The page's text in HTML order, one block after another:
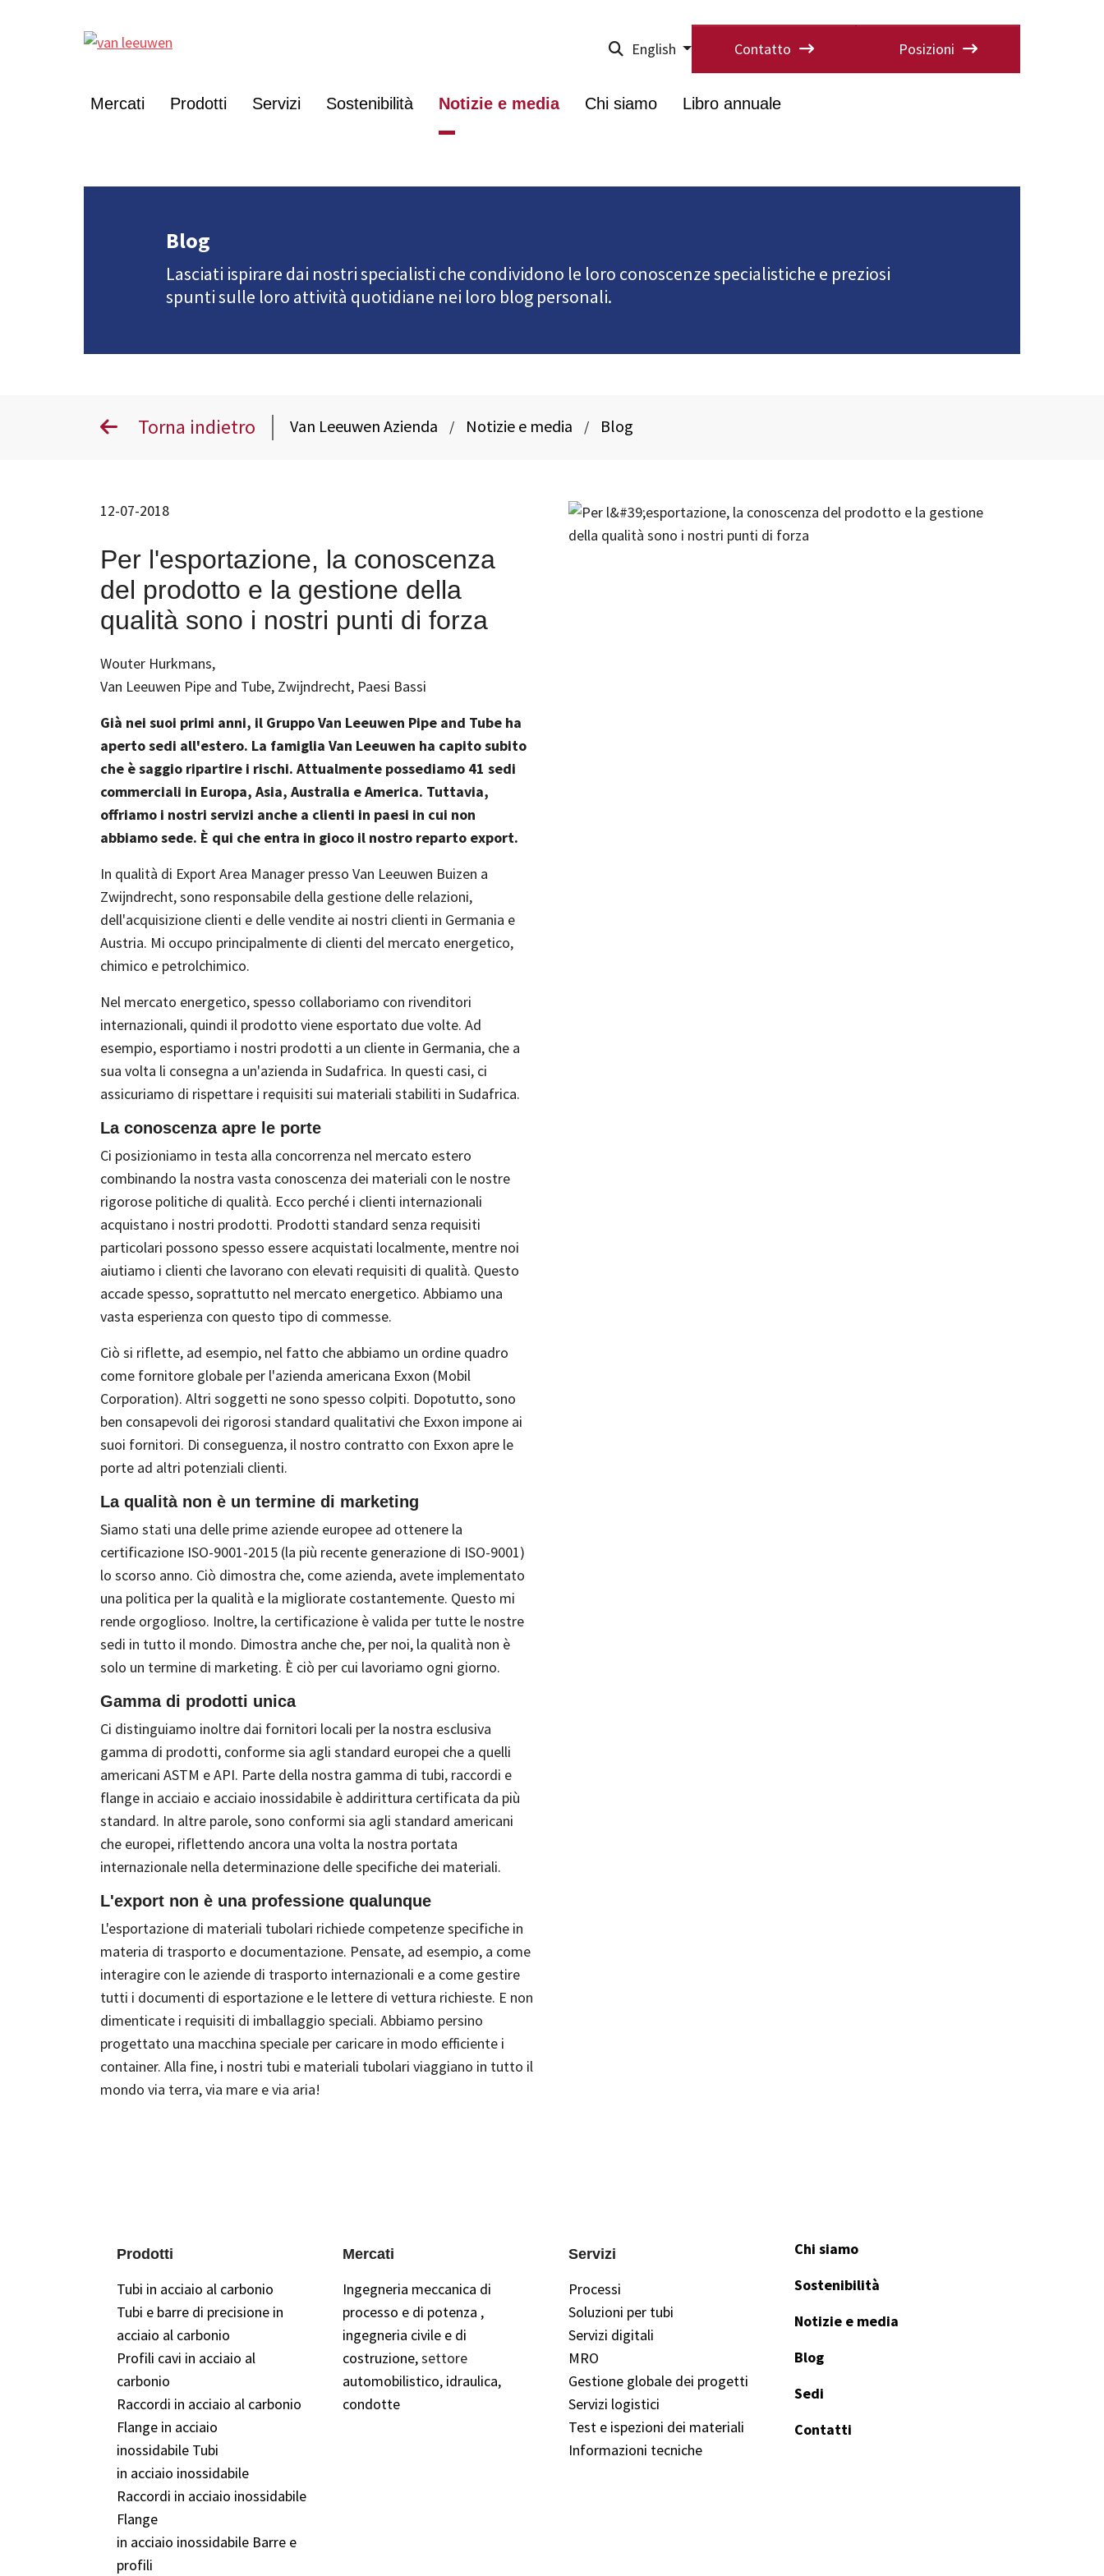
English Contatto Posizioni
Mercati Prodotti Servizi Sostenibilità Notizie e media Chi siamo Libro annuale
Blog
Lasciati ispirare dai nostri specialisti che condividono le loro conoscenze specialistiche e preziosi
spunti sulle loro attività quotidiane nei loro blog personali.
Torna indietro Van Leeuwen Azienda / Notizie e media / Blog
12-07-2018
Per l'esportazione, la conoscenza
del prodotto e la gestione della
qualità sono i nostri punti di forza
Wouter Hurkmans,
Van Leeuwen Pipe and Tube, Zwijndrecht, Paesi Bassi
Già nei suoi primi anni, il Gruppo Van Leeuwen Pipe and Tube ha
aperto sedi all'estero. La famiglia Van Leeuwen ha capito subito
che è saggio ripartire i rischi. Attualmente possediamo 41 sedi
commerciali in Europa, Asia, Australia e America. Tuttavia,
offriamo i nostri servizi anche a clienti in paesi in cui non
abbiamo sede. È qui che entra in gioco il nostro reparto export.
In qualità di Export Area Manager presso Van Leeuwen Buizen a
Zwijndrecht, sono responsabile della gestione delle relazioni,
dell'acquisizione clienti e delle vendite ai nostri clienti in Germania e
Austria. Mi occupo principalmente di clienti del mercato energetico,
chimico e petrolchimico.
Nel mercato energetico, spesso collaboriamo con rivenditori
internazionali, quindi il prodotto viene esportato due volte. Ad
esempio, esportiamo i nostri prodotti a un cliente in Germania, che a
sua volta li consegna a un'azienda in Sudafrica. In questi casi, ci
assicuriamo di rispettare i requisiti sui materiali stabiliti in Sudafrica.
La conoscenza apre le porte
Ci posizioniamo in testa alla concorrenza nel mercato estero
combinando la nostra vasta conoscenza dei materiali con le nostre
rigorose politiche di qualità. Ecco perché i clienti internazionali
acquistano i nostri prodotti. Prodotti standard senza requisiti
particolari possono spesso essere acquistati localmente, mentre noi
aiutiamo i clienti che lavorano con elevati requisiti di qualità. Questo
accade spesso, soprattutto nel mercato energetico. Abbiamo una
vasta esperienza con questo tipo di commesse.
Ciò si riflette, ad esempio, nel fatto che abbiamo un ordine quadro
come fornitore globale per l'azienda americana Exxon (Mobil
Corporation). Altri soggetti ne sono spesso colpiti. Dopotutto, sono
ben consapevoli dei rigorosi standard qualitativi che Exxon impone ai
suoi fornitori. Di conseguenza, il nostro contratto con Exxon apre le
porte ad altri potenziali clienti.
La qualità non è un termine di marketing
Siamo stati una delle prime aziende europee ad ottenere la
certificazione ISO-9001-2015 (la più recente generazione di ISO-9001)
lo scorso anno. Ciò dimostra che, come azienda, avete implementato
una politica per la qualità e la migliorate costantemente. Questo mi
rende orgoglioso. Inoltre, la certificazione è valida per tutte le nostre
sedi in tutto il mondo. Dimostra anche che, per noi, la qualità non è
solo un termine di marketing. È ciò per cui lavoriamo ogni giorno.
Gamma di prodotti unica
Ci distinguiamo inoltre dai fornitori locali per la nostra esclusiva
gamma di prodotti, conforme sia agli standard europei che a quelli
americani ASTM e API. Parte della nostra gamma di tubi, raccordi e
flange in acciaio e acciaio inossidabile è addirittura certificata da più
standard. In altre parole, sono conformi sia agli standard americani
che europei, riflettendo ancora una volta la nostra portata
internazionale nella determinazione delle specifiche dei materiali.
L'export non è una professione qualunque
L'esportazione di materiali tubolari richiede competenze specifiche in
materia di trasporto e documentazione. Pensate, ad esempio, a come
interagire con le aziende di trasporto internazionali e a come gestire
tutti i documenti di esportazione e le lettere di vettura richieste. E non
dimenticate i requisiti di imballaggio speciali. Abbiamo persino
progettato una macchina speciale per caricare in modo efficiente i
container. Alla fine, i nostri tubi e materiali tubolari viaggiano in tutto il
mondo via terra, via mare e via aria!
Prodotti
Tubi in acciaio al carbonio
Tubi e barre di precisione in
acciaio al carbonio
Profili cavi in ​​acciaio al
carbonio
Raccordi in acciaio al carbonio
Flange in acciaio
inossidabile Tubi
in acciaio inossidabile
Raccordi in acciaio inossidabile
Flange
in acciaio inossidabile Barre e
profili
Mercati
Ingegneria meccanica di
processo e di potenza ,
ingegneria civile e di
costruzione,settore
automobilistico, idraulica,
condotte
Servizi
Processi
Soluzioni per tubi
Servizi digitali
MRO
Gestione globale dei progetti
Servizi logistici
Test e ispezioni dei materiali
Informazioni tecniche
Chi siamo
Sostenibilità
Notizie e media
Blog
Sedi
Contatti